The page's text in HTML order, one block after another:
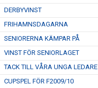
DERBYVINST
FRIHAMNSDAGARNA
SENIORERNA KÄMPAR PÅ
VINST FÖR SENIORLAGET
TACK TILL VÅRA UNGA LEDARE
CUPSPEL FÖR F2009/10